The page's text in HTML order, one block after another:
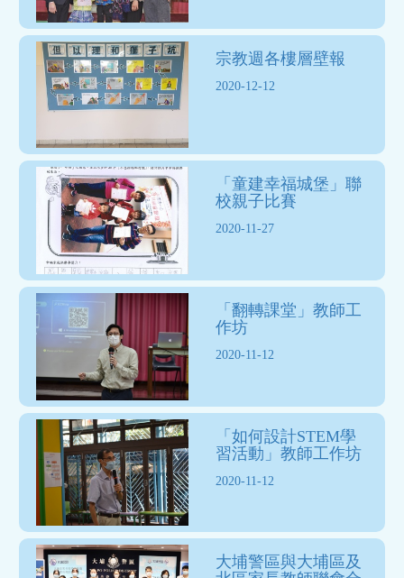
宗教週各樓層壁報
2020-12-12
「童建幸福城堡」聯
校親子比賽
2020-11-27
「翻轉課堂」教師工
作坊
2020-11-12
「如何設計STEM學
習活動」教師工作坊
2020-11-12
大埔警區與大埔區及